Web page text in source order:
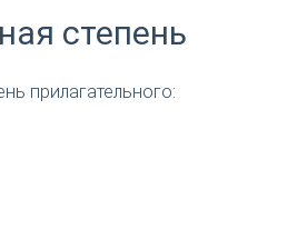
степень
прилагательного: